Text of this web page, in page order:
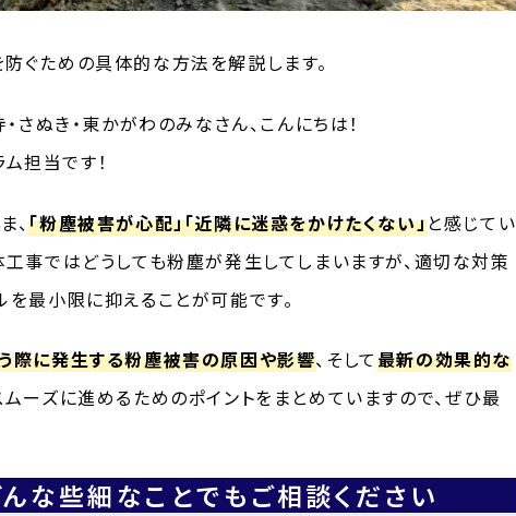
ぐための具体的な方法を解説します。
さぬき・東かがわのみなさん、こんにちは！
ム担当です！
、「粉塵被害が心配」「近隣に迷惑をかけたくない」と感じてい
事ではどうしても粉塵が発生してしまいますが、適切な対策
最小限に抑えることが可能です。
際に発生する粉塵被害の原因や影響、そして最新の効果的な
ーズに進めるためのポイントをまとめていますので、ぜひ最
んな些細なことでもご相談ください